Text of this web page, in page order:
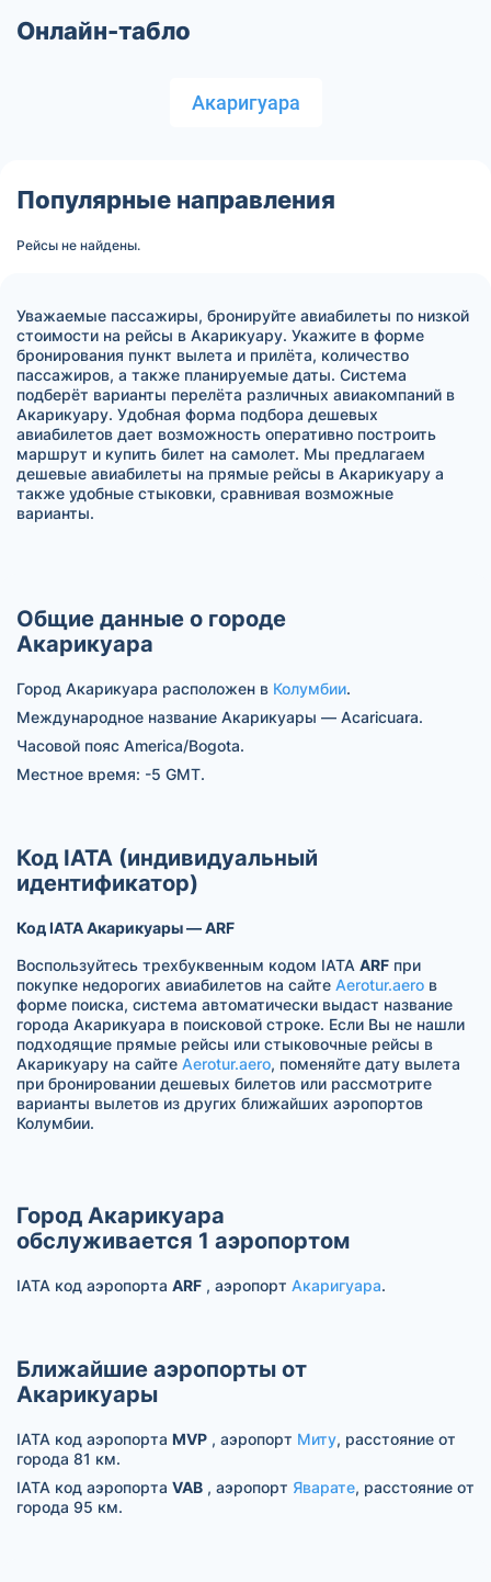
Онлайн-табло
Акаригуара
Популярные направления
Рейсы не найдены.
Уважаемые пассажиры, бронируйте авиабилеты по низкой
стоимости на рейсы в Акарикуару. Укажите в форме
бронирования пункт вылета и прилёта, количество
пассажиров, а также планируемые даты. Система
подберёт варианты перелёта различных авиакомпаний в
Акарикуару. Удобная форма подбора дешевых
авиабилетов дает возможность оперативно построить
маршрут и купить билет на самолет. Мы предлагаем
дешевые авиабилеты на прямые рейсы в Акарикуару а
также удобные стыковки, сравнивая возможные
варианты.
Общие данные о городе
Акарикуара
Город Акарикуара расположен в Колумбии.
Международное название Акарикуары — Acaricuara.
Часовой пояс America/Bogota.
Местное время: -5 GMT.
Код IATA (индивидуальный
идентификатор)
Код IATA Акарикуары — ARF
Воспользуйтесь трехбуквенным кодом IATA ARF при
покупке недорогих авиабилетов на сайте Aerotur.aero в
форме поиска, система автоматически выдаст название
города Акарикуара в поисковой строке. Если Вы не нашли
подходящие прямые рейсы или стыковочные рейсы в
Акарикуару на сайте Aerotur.aero, поменяйте дату вылета
при бронировании дешевых билетов или рассмотрите
варианты вылетов из других ближайших аэропортов
Колумбии.
Город Акарикуара
обслуживается 1 аэропортом
IATA код аэропорта ARF , аэропорт Акаригуара.
Ближайшие аэропорты от
Акарикуары
IATA код аэропорта MVP , аэропорт Миту, расстояние от
города 81 км.
IATA код аэропорта VAB , аэропорт Яварате, расстояние от
города 95 км.